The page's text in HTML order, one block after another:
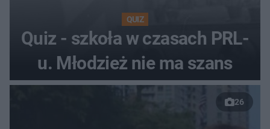
QUIZ
Quiz - szkoła w czasach PRL-
u. Młodzież nie ma szans
26